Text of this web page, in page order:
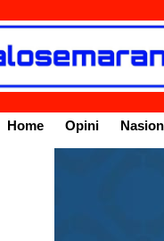
Home Opini